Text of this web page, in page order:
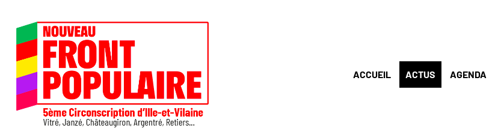
ACCUEIL ACTUS AGENDA